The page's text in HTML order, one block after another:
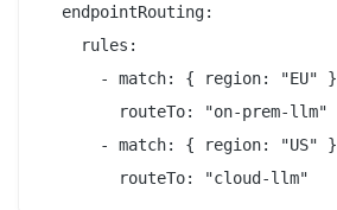
  endpointRouting:
    rules:
      - match: { region: "EU" }
        routeTo: "on-prem-llm"
      - match: { region: "US" }